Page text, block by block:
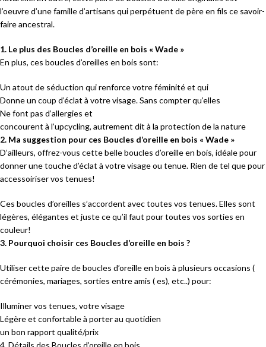
l’oeuvre d’une famille d’artisans qui perpétuent de père en fils ce savoir-
faire ancestral.
1. Le plus des Boucles d’oreille en bois « Wade »
En plus, ces boucles d’oreilles en bois sont:
Un atout de séduction qui renforce votre féminité et qui
Donne un coup d’éclat à votre visage. Sans compter qu’elles
Ne font pas d’allergies et
concourent à l’upcycling, autrement dit à la protection de la nature
2. Ma suggestion pour ces Boucles d’oreille en bois « Wade »
D’ailleurs, offrez-vous cette belle boucles d’oreille en bois, idéale pour
donner une touche d’éclat à votre visage ou tenue. Rien de tel que pour
accessoiriser vos tenues!
Ces boucles d’oreilles s’accordent avec toutes vos tenues. Elles sont
légères, élégantes et juste ce qu’il faut pour toutes vos sorties en
couleur!
3. Pourquoi choisir ces Boucles d’oreille en bois ?
Utiliser cette paire de boucles d’oreille en bois à plusieurs occasions (
cérémonies, mariages, sorties entre amis ( es), etc..) pour:
Illuminer vos tenues, votre visage
Légère et confortable à porter au quotidien
un bon rapport qualité/prix